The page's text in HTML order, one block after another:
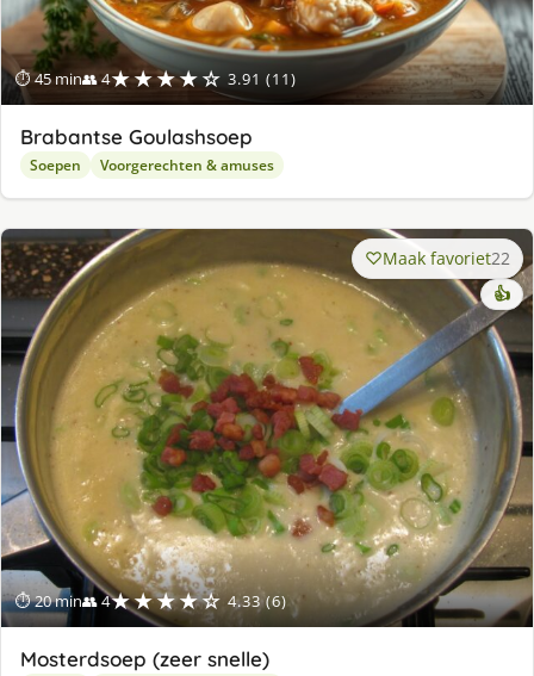
⏱ 45 min👥 4★★★★☆ 3.91 (11)
Brabantse Goulashsoep
Soepen Voorgerechten & amuses
⏱ 20 min👥 4★★★★☆ 4.33 (6)
Maak favoriet22
👍
Mosterdsoep (zeer snelle)